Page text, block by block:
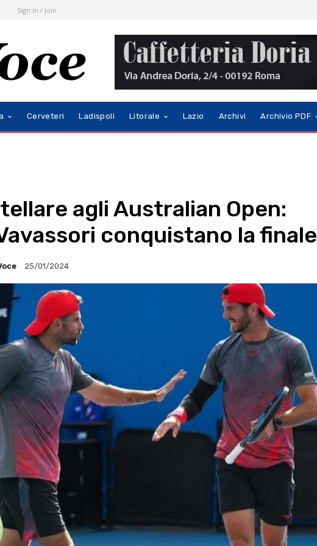
Sign in / Join
Cerveteri Ladispoli Litorale Lazio Archivi Archivio PDF
agli Australian Open:
conquistano la finale
25/01/2024